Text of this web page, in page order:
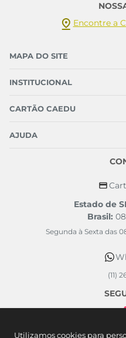
Utilizamos cookies para
Encontre a
MAPA DO SITE
INSTITUCIONAL
CARTÃO CAEDU
AJUDA
Estado de
Brasil:
Segunda à Sexta das
(11)
FORMAS